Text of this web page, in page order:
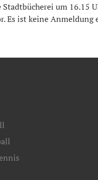
um 16.15
Es ist keine